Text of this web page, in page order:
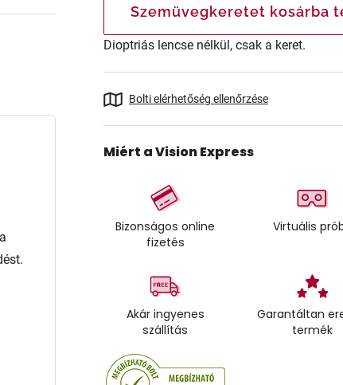
Szemüvegkeretet kosárba
Dioptriás lencse nélkül, csak a keret.
Bolti elérhetőség ellenőrzése
Miért a Vision Express
Bizonságos online
fizetés
Virtuális
Akár ingyenes
szállítás
Garantáltan
termék